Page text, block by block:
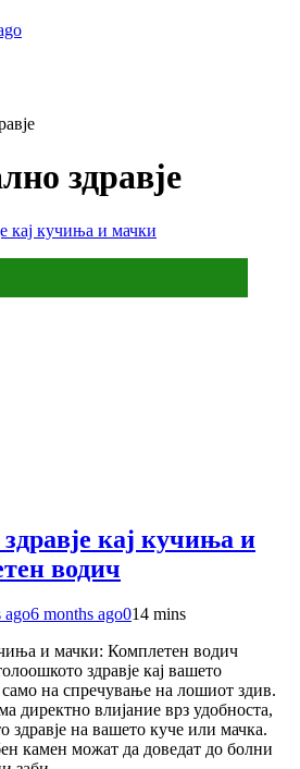
здравје
кај кучиња и
водич
ago6 months ago014 mins
и мачки: Комплетен водич
здравје кај вашето
на спречување на лошиот здив.
директно влијание врз удобноста,
здравје на вашето куче или мачка.
камен можат да доведат до болни